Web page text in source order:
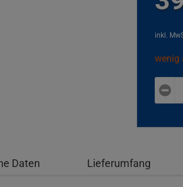
inkl.
wenig
plus
minus
Daten Lieferumfang